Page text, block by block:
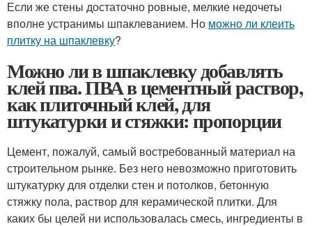
Если же стены достаточно ровные, мелкие недочеты
вполне устранимы шпаклеванием. Но можно ли клеить
плитку на шпаклевку?
Можно ли в шпаклевку добавлять
клей пва. ПВА в цементный раствор,
как плиточный клей, для
штукатурки и стяжки: пропорции
Цемент, пожалуй, самый востребованный материал на
строительном рынке. Без него невозможно приготовить
штукатурку для отделки стен и потолков, бетонную
стяжку пола, раствор для керамической плитки. Для
каких бы целей ни использовалась смесь, ингредиенты в